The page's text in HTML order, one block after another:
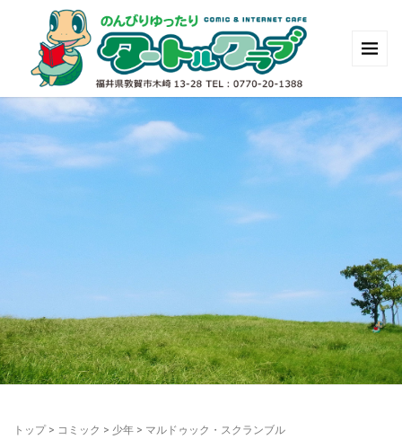
トップ> コミック > 少年 > マルドゥック・スクランブル